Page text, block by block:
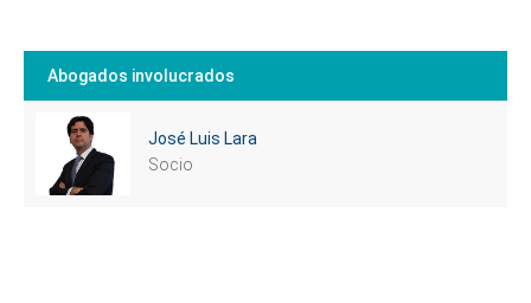
Abogados involucrados
José Luis Lara
Socio